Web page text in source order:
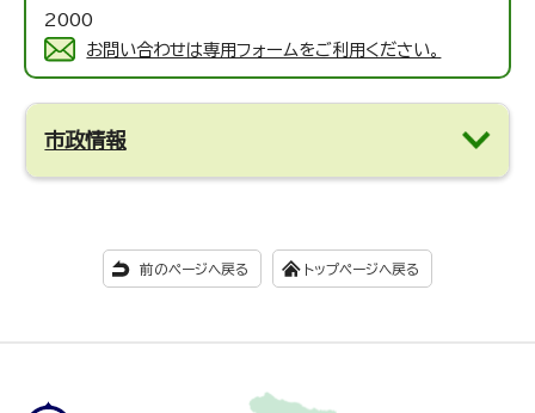
2000
お問い合わせは専用フォームをご利用ください。
市政情報
前のページへ戻る トップページへ戻る